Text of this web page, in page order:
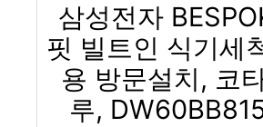
삼성전자
핏 빌트인 식기세
용 방문설치, 코
루,